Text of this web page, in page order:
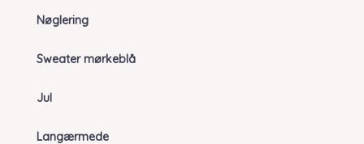
Nøglering
Sweater mørkeblå
Jul
Langærmede